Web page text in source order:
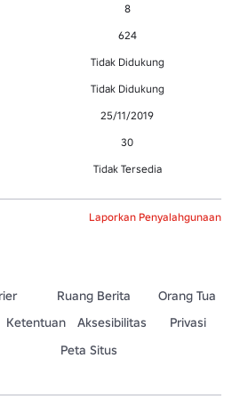
8
624
Tidak Didukung
Tidak Didukung
25/11/2019
30
Tidak Tersedia
Laporkan Penyalahgunaan
Ruang Berita
Orang Tua
Ketentuan Aksesibilitas
Privasi
Peta Situs